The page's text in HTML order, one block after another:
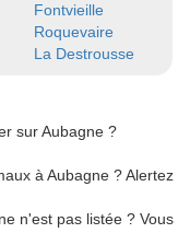
Fontvieille
Roquevaire
La Destrousse
sur Aubagne ?
à Aubagne ? Alertez
n'est pas listée ? Vous